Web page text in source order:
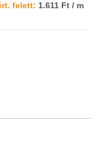
felett: 1.611 Ft / m